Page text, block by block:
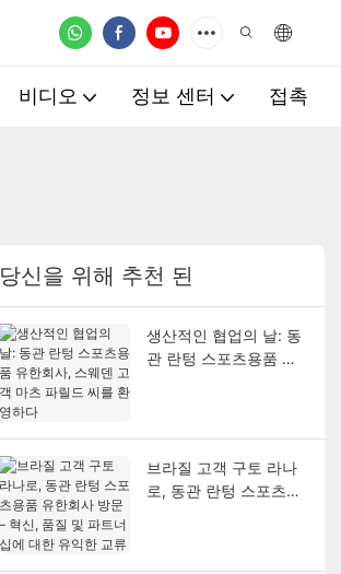
비디오 정보 센터 접촉
당신을 위해 추천 된
생산적인 협업의 날: 동
관 란텅 스포츠용품 유
브라질 고객 구토 라나
로, 동관 란텅 스포츠용